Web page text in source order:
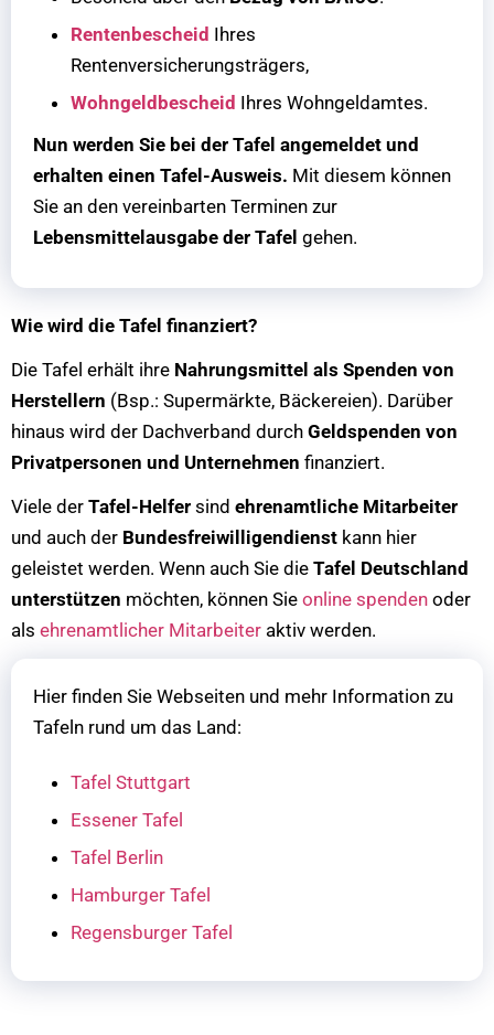
Rentenbescheid Ihres
Rentenversicherungsträgers,
Wohngeldbescheid Ihres Wohngeldamtes.
Nun werden Sie bei der Tafel angemeldet und
erhalten einen Tafel-Ausweis. Mit diesem können
Sie an den vereinbarten Terminen zur
Lebensmittelausgabe der Tafel gehen.
Wie wird die Tafel finanziert?
Die Tafel erhält ihre Nahrungsmittel als Spenden von
Herstellern (Bsp.: Supermärkte, Bäckereien). Darüber
hinaus wird der Dachverband durch Geldspenden von
Privatpersonen und Unternehmen finanziert.
Viele der Tafel-Helfer sind ehrenamtliche Mitarbeiter
und auch der Bundesfreiwilligendienst kann hier
geleistet werden. Wenn auch Sie die Tafel Deutschland
unterstützen möchten, können Sie online spenden oder
als ehrenamtlicher Mitarbeiter aktiv werden.
Hier finden Sie Webseiten und mehr Information zu
Tafeln rund um das Land:
Tafel Stuttgart
Essener Tafel
Tafel Berlin
Hamburger Tafel
Regensburger Tafel